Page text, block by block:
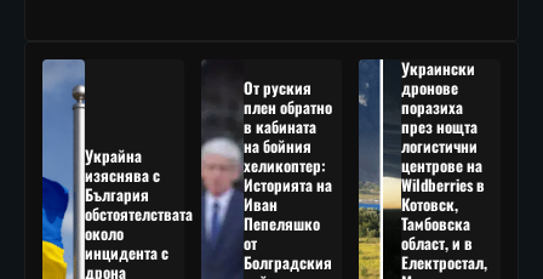
Украйна
изяснява с
България
обстоятелствата
около
инцидента с
дрона
От руския
плен обратно
в кабината
на бойния
хеликоптер:
Историята на
Иван
Пепеляшко
от
Болградския
Украински
дронове
поразиха
през нощта
логистични
центрове на
Wildberries в
Котовск,
Тамбовска
област, и в
Електростал,